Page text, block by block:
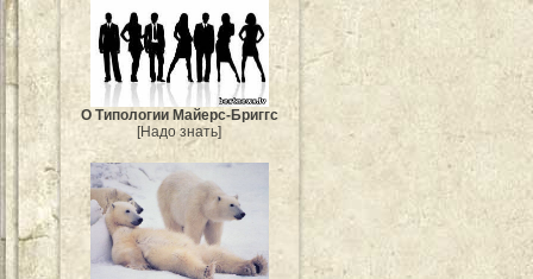
О Типологии Майерс-Бриггс
[Надо знать]